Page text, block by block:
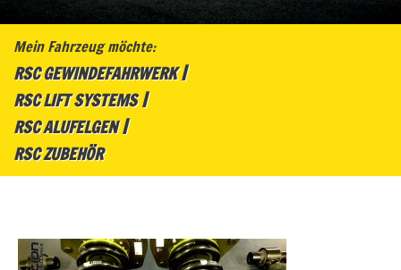
Mein Fahrzeug möchte:
RSC GEWINDEFAHRWERK
RSC LIFT SYSTEMS
RSC ALUFELGEN
RSC ZUBEHÖR